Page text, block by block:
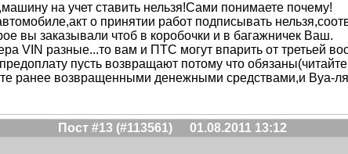
на учет ставить нельзя!Сами понимаете почему!
о принятии работ подписывать
вы заказывали чтоб в коробочки и в багажничек Ваш.
VIN разные...то вам и ПТС могут впарить от третьей
пусть возвращают потому что
ранее возвращенными денежными средствами,и Вуа-
Пост #13 (#113561)
01.08.2011 13:12